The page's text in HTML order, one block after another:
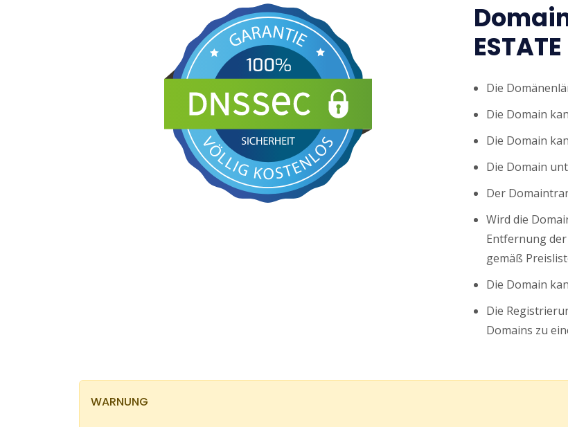
ESTATE
Die
Die Domain
Die Domain
Die Domain
Der
Wird die
Entfernung
gemäß
Die Domain
Die
Domains zu
WARNUNG